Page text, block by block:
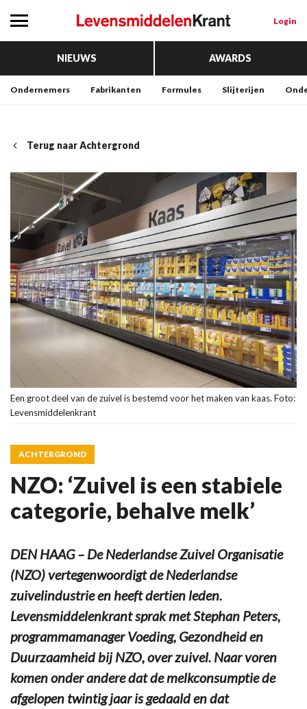
Login
NIEUWS AWARDS
Ondernemers Fabrikanten Formules Slijterijen
Terug naar Achtergrond
Een groot deel van de zuivel is bestemd voor het maken van kaas. Foto:
Levensmiddelenkrant
ACHTERGROND
NZO: ‘Zuivel is een stabiele
categorie, behalve melk’
DEN HAAG – De Nederlandse Zuivel Organisatie
(NZO) vertegenwoordigt de Nederlandse
zuivelindustrie en heeft dertien leden.
Levensmiddelenkrant sprak met Stephan Peters,
programmamanager Voeding, Gezondheid en
Duurzaamheid bij NZO, over zuivel. Naar voren
komen onder andere dat de melkconsumptie de
afgelopen twintig jaar is gedaald en dat